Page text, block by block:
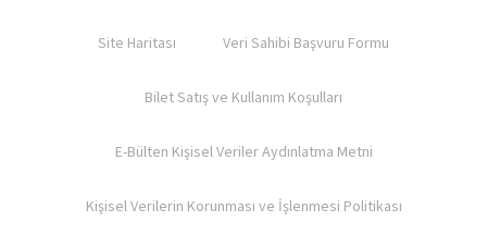
Site Haritası Veri Sahibi Başvuru Formu
Bilet Satış ve Kullanım Koşulları​
E-Bülten Kişisel Veriler Aydınlatma Metni
Kişisel Verilerin Korunması ve İşlenmesi Politikası